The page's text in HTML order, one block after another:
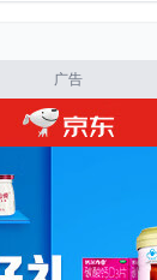
广告